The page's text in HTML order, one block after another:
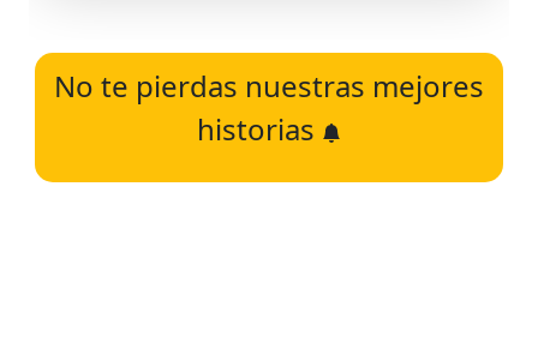
No te pierdas nuestras mejores
historias